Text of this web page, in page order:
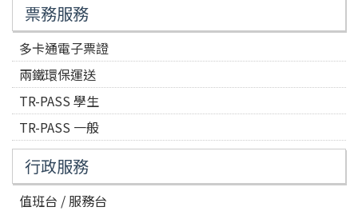
票務服務
多卡通電子票證
兩鐵環保運送
TR-PASS 學生
TR-PASS 一般
行政服務
值班台 / 服務台